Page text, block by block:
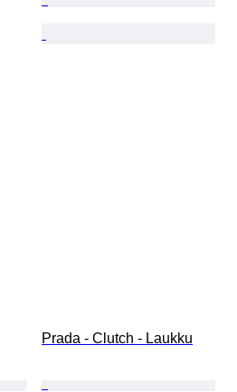
Prada - Clutch - Laukku